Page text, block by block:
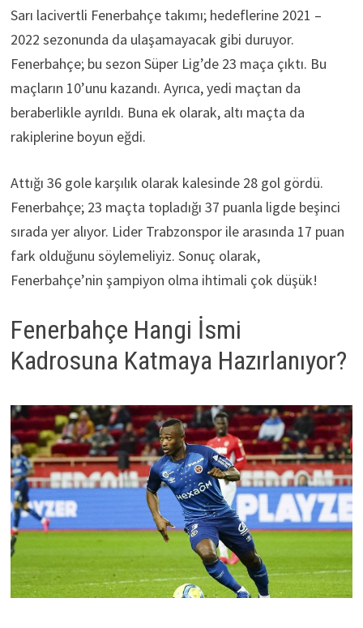
Sarı lacivertli Fenerbahçe takımı; hedeflerine 2021 –
2022 sezonunda da ulaşamayacak gibi duruyor.
Fenerbahçe; bu sezon Süper Lig’de 23 maça çıktı. Bu
maçların 10’unu kazandı. Ayrıca, yedi maçtan da
beraberlikle ayrıldı. Buna ek olarak, altı maçta da
rakiplerine boyun eğdi.
Attığı 36 gole karşılık olarak kalesinde 28 gol gördü.
Fenerbahçe; 23 maçta topladığı 37 puanla ligde beşinci
sırada yer alıyor. Lider Trabzonspor ile arasında 17 puan
fark olduğunu söylemeliyiz. Sonuç olarak,
Fenerbahçe’nin şampiyon olma ihtimali çok düşük!
Fenerbahçe Hangi İsmi
Kadrosuna Katmaya Hazırlanıyor?